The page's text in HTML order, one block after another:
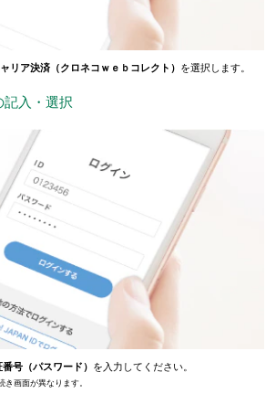
リア決済（クロネコｗｅｂコレクト） を選択します。
入・選択
号（パスワード） を入力してください。
画面が異なります。